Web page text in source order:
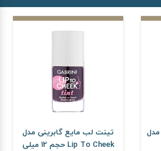
تینت لب مایع گابرینی مدل
Lip To Cheek حجم 12 میلی